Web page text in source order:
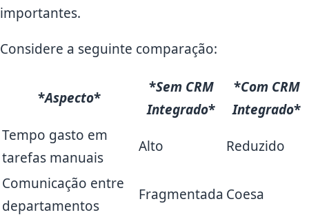
importantes.
Considere a seguinte comparação:
*Aspecto*
*Sem CRM
Integrado*
*Com CRM
Integrado*
Tempo gasto em
tarefas manuais
Alto Reduzido
Comunicação entre
departamentos
Fragmentada Coesa